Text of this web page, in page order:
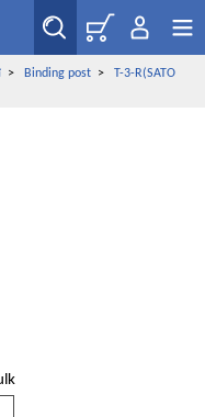
> Binding post> T-3-R(SATO